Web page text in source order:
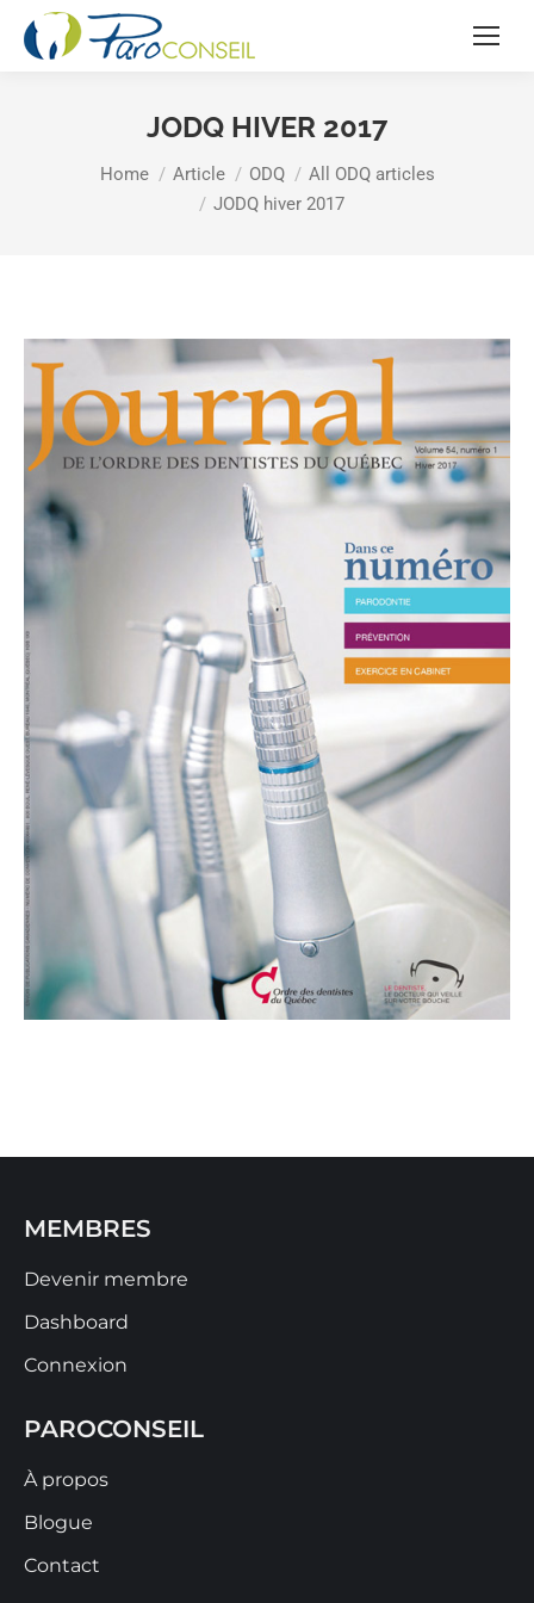
JODQ HIVER 2017
You are here:
Home Article ODQ
All ODQ articles
JODQ hiver 2017
MEMBRES
Devenir membre
Dashboard
Connexion
PAROCONSEIL
À propos
Blogue
Contact